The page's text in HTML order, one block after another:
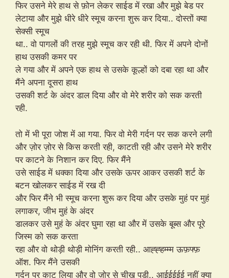
फिर उसने मेरे हाथ से फ़ोन लेकर साईड में रखा और मुझे बेड पर
लेटाया और मुझे धीरे धीरे स्मूच करना शुरू कर दिया.. दोस्तों क्या
सेक्सी स्मूच
था.. वो पागलों की तरह मुझे स्मूच कर रही थी. फिर में अपने दोनों
हाथ उसकी कमर पर
ले गया और में अपने एक हाथ से उसके कूल्हों को दबा रहा था और
मैंने अपना दूसरा हाथ
उसकी शर्ट के अंदर डाल दिया और वो मेरे शरीर को सक करती
रही.
तो में भी पूरा जोश में आ गया. फिर वो मेरी गर्दन पर सक करने लगी
और ज़ोर ज़ोर से किस करती रही, काटती रही और उसने मेरे शरीर
पर काटने के निशान कर दिए. फिर मैंने
उसे साईड में धक्का दिया और उसके ऊपर आकर उसकी शर्ट के
बटन खोलकर साईड में रख दी
और फिर मैंने भी स्मूच करना शुरू कर दिया और उसके मुहं पर मुहं
लगाकर, जीभ मुहं के अंदर
डालकर उसे मुहं के अंदर घुमा रहा था और में उसके बूब्स और पूरे
जिस्म को सक करता
रहा और वो थोड़ी थोड़ी मोनिंग करती रही.. आह्ह्हम्म्म ऊफ़फ्फ़
ऑश. फिर मैंने उसकी
गर्दन पर काट लिया और वो ज़ोर से चीख पड़ी.. आईईईईई नहीं क्या